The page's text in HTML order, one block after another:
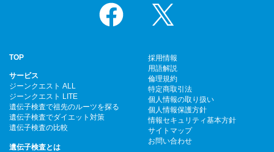
Facebook
TOP
サービス
ジーンクエスト ALL
ジーンクエスト LITE
遺伝子検査で祖先のルーツを探る
遺伝子検査でダイエット対策
遺伝子検査の比較
遺伝子検査とは
採用情報
用語解説
倫理規約
特定商取引法
個人情報の取り扱い
個人情報保護方針
情報セキュリティ基本方針
サイトマップ
お問い合わせ